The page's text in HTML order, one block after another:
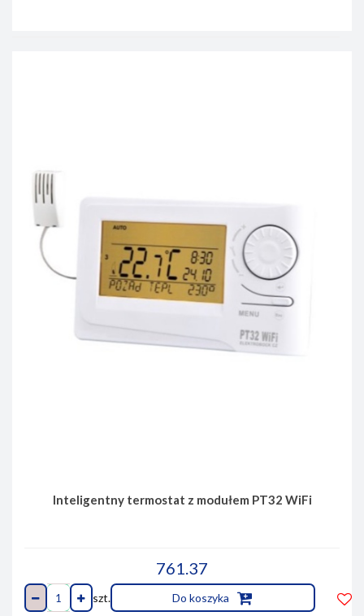
Inteligentny termostat z modułem PT32 WiFi
761.37
szt. Do koszyka